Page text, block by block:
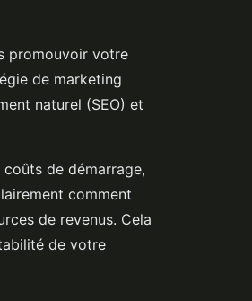
promouvoir votre
de marketing
naturel (SEO) et
de démarrage,
comment
de revenus. Cela
de votre